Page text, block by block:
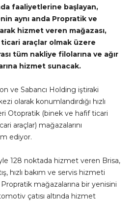
faaliyetlerine başlayan,
aynı anda Propratik ve
hizmet veren mağazası,
araçlar olmak üzere
tüm nakliye filolarına ve ağır
hizmet sunacak.
ve Sabancı Holding iştiraki
olarak konumlandırdığı hızlı
Otopratik (binek ve hafif ticari
araçlar) mağazalarını
ediyor.
128 noktada hizmet veren Brisa,
hızlı bakım ve servis hizmeti
mağazalarına bir yenisini
çatısı altında hizmet